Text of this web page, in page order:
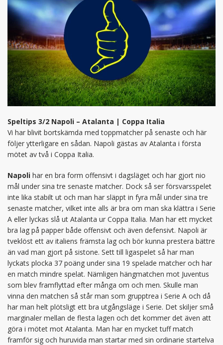
Speltips 3/2 Napoli – Atalanta | Coppa Italia
Vi har blivit bortskämda med toppmatcher på senaste och här
följer ytterligare en sådan. Napoli gästas av Atalanta i första
mötet av två i Coppa Italia.
Napoli har en bra form offensivt i dagsläget och har gjort nio
mål under sina tre senaste matcher. Dock så ser försvarsspelet
inte lika stabilt ut och man har släppt in fyra mål under sina tre
senaste matcher, vilket inte alls är bra om man ska klättra i Serie
A eller lyckas slå ut Atalanta ur Coppa Italia. Man har ett mycket
bra lag på papper både offensivt och även defensivt. Napoli är
tveklöst ett av italiens främsta lag och bör kunna prestera bättre
än vad man gjort på sistone. Sett till ligaspelet så har man
lyckats plocka 37 poäng under sina 19 spelade matcher och har
en match mindre spelat. Nämligen hängmatchen mot Juventus
som blev framflyttad efter många om och men. Skulle man
vinna den matchen så står man som grupptrea i Serie A och då
har man helt plötsligt ett bra utgångsläge i Serie. Det skiljer små
marginaler mellan de flesta lagen och det kommer det även att
göra i mötet mot Atalanta. Man har en mycket tuff match
framför sig och huruvida man startar med sin ordinarie startelva